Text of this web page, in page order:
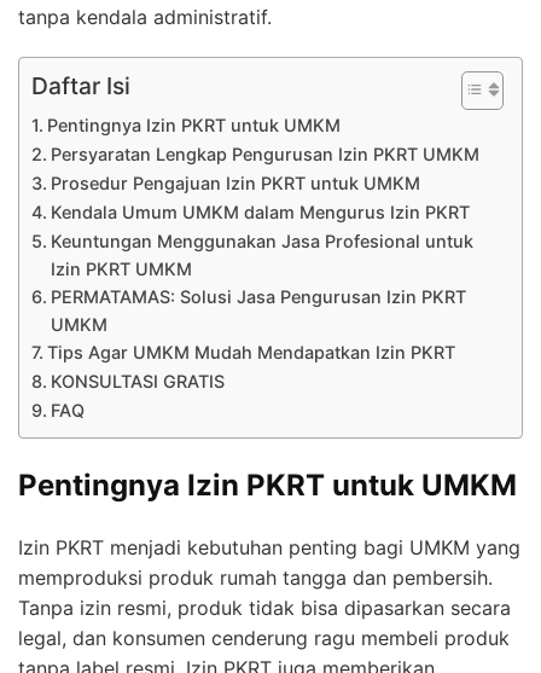
tanpa kendala administratif.
Daftar Isi
Pentingnya Izin PKRT untuk UMKM
Persyaratan Lengkap Pengurusan Izin PKRT UMKM
Prosedur Pengajuan Izin PKRT untuk UMKM
Kendala Umum UMKM dalam Mengurus Izin PKRT
Keuntungan Menggunakan Jasa Profesional untuk
Izin PKRT UMKM
PERMATAMAS: Solusi Jasa Pengurusan Izin PKRT
UMKM
Tips Agar UMKM Mudah Mendapatkan Izin PKRT
KONSULTASI GRATIS
FAQ
Pentingnya Izin PKRT untuk UMKM
Izin PKRT menjadi kebutuhan penting bagi UMKM yang
memproduksi produk rumah tangga dan pembersih.
Tanpa izin resmi, produk tidak bisa dipasarkan secara
legal, dan konsumen cenderung ragu membeli produk
tanpa label resmi. Izin PKRT juga memberikan